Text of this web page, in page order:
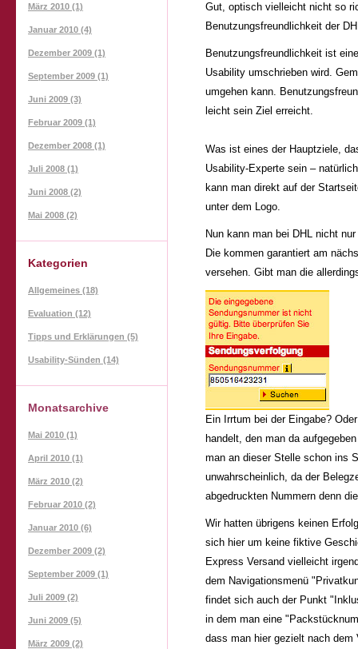
Gut, optisch vielleicht nicht so
Benutzungsfreundlichkeit der
Benutzungsfreundlichkeit ist
Usability umschrieben wird.
umgehen kann.
leicht sein Ziel erreicht.
Was ist eines der Hauptziele,
Usability-Experte sein –
kann man direkt auf der
unter dem Logo.
Nun kann man bei DHL nicht
Die kommen garantiert am
versehen. Gibt man die
Ein Irrtum bei der Eingabe?
handelt, den man da
man an dieser Stelle schon ins
unwahrscheinlich, da der
abgedruckten Nummern denn
Wir hatten übrigens keinen
sich hier um keine fiktive
Express Versand vielleicht
dem Navigationsmenü
findet sich auch der Punkt
in dem man eine
dass man hier gezielt nach
März 2010 (1)
Januar 2010 (4)
Dezember 2009 (1)
September 2009 (1)
Juni 2009 (3)
Februar 2009 (1)
Dezember 2008 (1)
Juli 2008 (1)
Juni 2008 (2)
Mai 2008 (2)
Kategorien
Allgemeines (18)
Evaluation (12)
Tipps und Erklärungen (5)
Usability-Sünden (14)
Monatsarchive
Mai 2010 (1)
April 2010 (1)
März 2010 (2)
Februar 2010 (2)
Januar 2010 (6)
Dezember 2009 (2)
September 2009 (1)
Juli 2009 (2)
Juni 2009 (5)
März 2009 (2)